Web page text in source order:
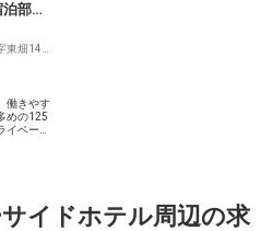
泊部
働きやす
めの125
ベート
維持でき
自慢は、イドホテル周辺の求